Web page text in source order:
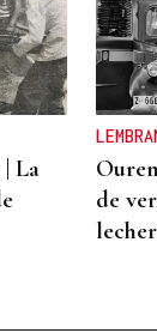
La
de